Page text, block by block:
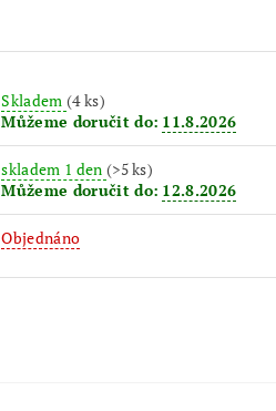
Skladem (4 ks)
Můžeme doručit do: 11.8.2026
skladem 1 den (>5 ks)
Můžeme doručit do: 12.8.2026
Objednáno